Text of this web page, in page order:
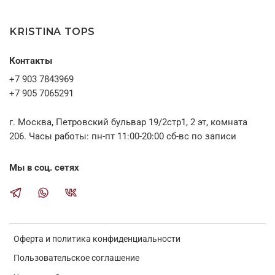
KRISTINA TOPS
Оферта и политика конфиденциальности
Пользовательское соглашение
Контакты
+7 903 7843969
+7 905 7065291
г. Москва, Петровский бульвар 19/2стр1, 2 эт, комната
206. Часы работы: пн-пт 11:00-20:00 сб-вс по записи
Мы в соц. сетях